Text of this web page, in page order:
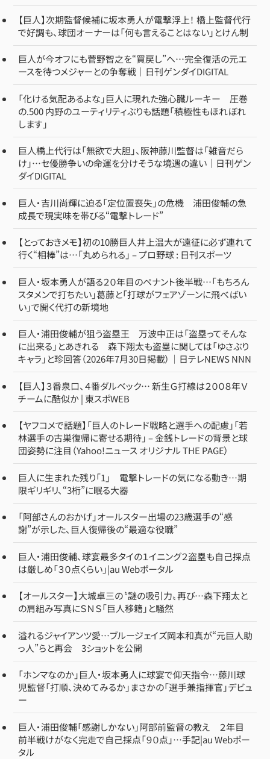
【巨人】次期監督候補に坂本勇人が電撃浮上！ 橋上監督代行
で好調も、球団オーナーは「何も言えることはない」とけん制
巨人が今オフにも菅野智之を“買戻し”へ…完全復活の元エ
ースを待つメジャーとの争奪戦｜日刊ゲンダイDIGITAL
「化ける気配あるよな」巨人に現れた強心臓ルーキー 圧巻
の.500 内野のユーティリティぶりも話題「積極性もほれぼれ
します」
巨人橋上代行は「無欲で大胆」、阪神藤川監督は「雑音だら
け」…セ優勝争いの命運を分けそうな境遇の違い｜日刊ゲン
ダイDIGITAL
巨人・吉川尚輝に迫る「定位置喪失」の危機 浦田俊輔の急
成長で現実味を帯びる“電撃トレード”
【とっておきメモ】初の10勝巨人井上温大が遠征に必ず連れて
行く“相棒”は…「丸められる」 – プロ野球 : 日刊スポーツ
巨人・坂本勇人が語る２０年目のペナント後半戦…「もちろん
スタメンで打ちたい」葛藤と「打球がフェアゾーンに飛べばい
い」で開く代打の新境地
巨人・浦田俊輔が狙う盗塁王 万波中正は「盗塁ってそんな
に出来る」とあきれる 森下翔太も盗塁に関しては「ゆさぶり
キャラ」と珍回答（2026年7月30日掲載）｜日テレNEWS NNN
【巨人】３番泉口、４番ダルベック… 新生Ｇ打線は２００８年Ｖ
チームに酷似か | 東スポWEB
【ヤフコメで話題】「巨人のトレード戦略と選手への配慮」「若
林選手の古巣復帰に寄せる期待」 – 金銭トレードの背景と球
団姿勢に注目（Yahoo!ニュース オリジナル THE PAGE）
巨人に生まれた残り「1」 電撃トレードの気になる動き…期
限ギリギリ、“3桁”に眠る大器
「阿部さんのおかげ」オールスター出場の23歳選手の“感
謝”が示した、巨人復帰後の“最適な役職”
巨人・浦田俊輔、球宴最多タイの１イニング２盗塁も自己採点
は厳しめ「３０点くらい」|au Webポータル
【オールスター】大城卓三の〝謎の吸引力〟再び…森下翔太と
の肩組み写真にＳＮＳ「巨人移籍」と騒然
溢れるジャイアンツ愛…ブルージェイズ岡本和真が“元巨人助
っ人”らと再会 3ショットを公開
「ホンマなのか」巨人・坂本勇人に球宴で仰天指令…藤川球
児監督「打順、決めてみるか」まさかの「選手兼指揮官」デビュ
ー
巨人・浦田俊輔「感謝しかない」阿部前監督の教え ２年目
前半戦けがなく完走で自己採点「９０点」…手記|au Webポー
タル